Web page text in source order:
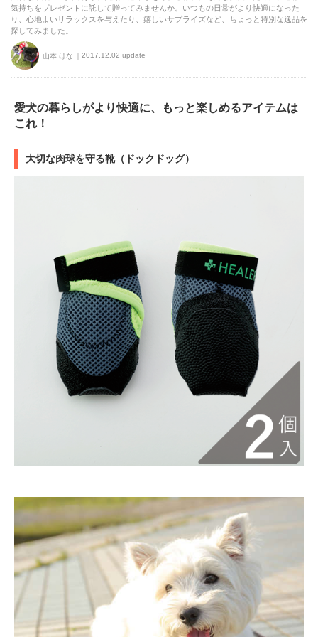
気持ちをプレゼントに託して贈ってみませんか。いつもの日常がより快適になった
り、心地よいリラックスを与えたり、嬉しいサプライズなど、ちょっと特別な逸品を
探してみました。
山本 はな 2017.12.02 update
愛犬の暮らしがより快適に、もっと楽しめるアイテムは
これ！
大切な肉球を守る靴（ドックドッグ）